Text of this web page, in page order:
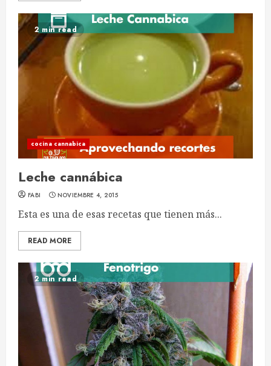
2 min read
cocina cannabica
Leche cannábica
FABI NOVIEMBRE 4, 2015
Esta es una de esas recetas que tienen más...
READ MORE
2 min read